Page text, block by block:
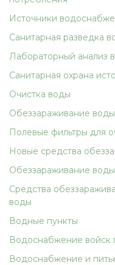
Источники
Санитарная разведка
Лабораторный анализ
Санитарная охрана
Очистка воды
Обеззараживание воды
Полевые фильтры для
Новые средства
Обеззараживание
Средства
воды
Водные пункты
Водоснабжение войск
Водоснабжение и